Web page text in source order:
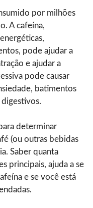
por milhões
A cafeína,
pode ajudar a
e ajudar a
pode causar
batimentos
determinar
(ou outras bebidas
Saber quanta
principais, ajuda a se
e se você está